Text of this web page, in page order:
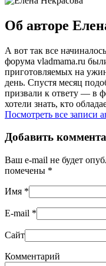
Об авторе
А вот так все
форума vladmama.ru
приготовляемых на
день. Спустя месяц
призвали к ответу — в
хотели знать, кто
Посмотреть все записи
Добавить
Ваш e-mail не будет
помечены *
Имя *
E-mail *
Сайт
Комментарий